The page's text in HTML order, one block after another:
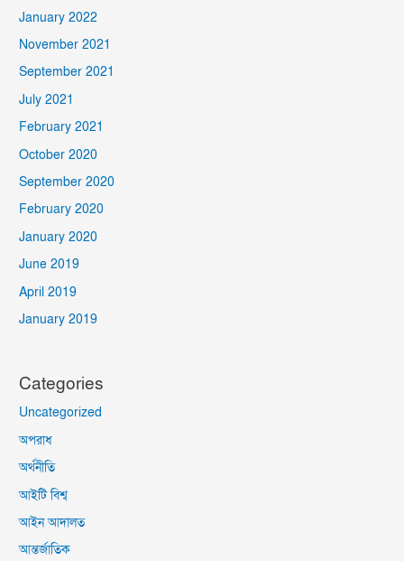
January 2022
November 2021
September 2021
July 2021
February 2021
October 2020
September 2020
February 2020
January 2020
June 2019
April 2019
January 2019
Categories
Uncategorized
অপরাধ
অর্থনীতি
আইটি বিশ্ব
আইন আদালত
আন্তর্জাতিক